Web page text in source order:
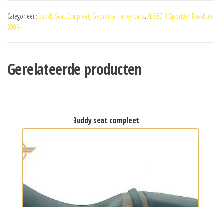
Categorieën: Buddy Seat Compleet, Gebruikte Harley parts, XL 883 R Sportster Roadster
2005-
Gerelateerde producten
buddy seat compleet